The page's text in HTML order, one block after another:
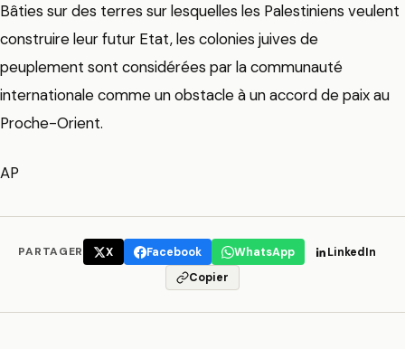
Bâties sur des terres sur lesquelles les Palestiniens veulent
construire leur futur Etat, les colonies juives de
peuplement sont considérées par la communauté
internationale comme un obstacle à un accord de paix au
Proche-Orient.
AP
PARTAGER X Facebook WhatsApp
LinkedIn
Copier